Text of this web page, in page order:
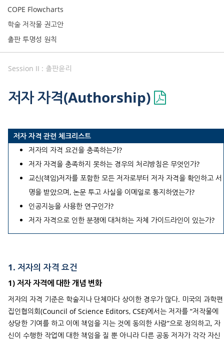
COPE Flowcharts
학술 저작물 권고안
출판 투명성 원칙
Session II : 출판윤리
저자 자격(Authorship)
저자 자격 관련 체크리스트
저자의 자격 요건을 충족하는가?
저자 자격을 충족하지 못하는 경우의 처리방침은 무엇인가?
교신(책임)저자를 포함한 모든 저자로부터 저자 자격을 확인하고 서
명을 받았으며, 논문 투고 사실을 이메일로 통지하였는가?
인공지능을 사용한 연구인가?
저자 자격으로 인한 분쟁에 대처하는 자체 가이드라인이 있는가?
1. 저자의 자격 요건
1) 저자 자격에 대한 개념 변화
저자의 자격 기준은 학술지나 단체마다 상이한 경우가 많다. 미국의 과학편
집인협의회(Council of Science Editors, CSE)에서는 저자를 “저작물에
상당한 기여를 하고 이에 책임을 지는 것에 동의한 사람”으로 정의하고, 자
신이 수행한 작업에 대한 책임을 질 뿐 아니라 다른 공동 저자가 각각 자신